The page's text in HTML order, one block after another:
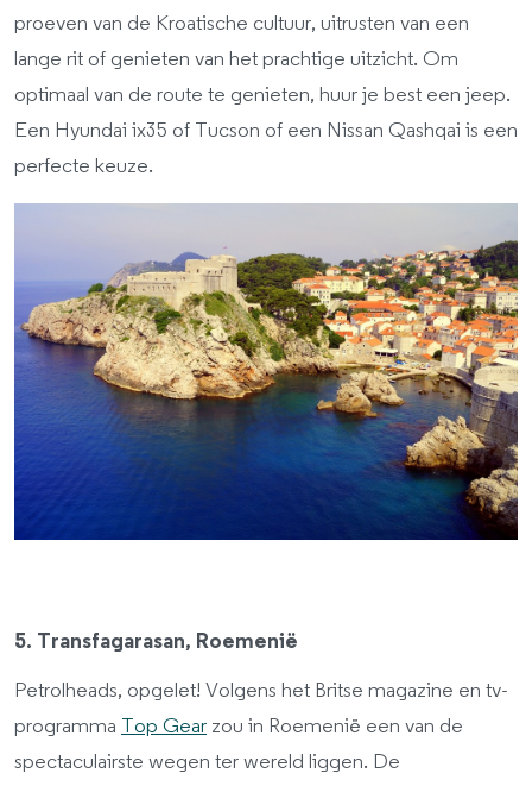
proeven van de Kroatische cultuur, uitrusten van een
lange rit of genieten van het prachtige uitzicht. Om
optimaal van de route te genieten, huur je best een jeep.
Een Hyundai ix35 of Tucson of een Nissan Qashqai is een
perfecte keuze.
5. Transfagarasan, Roemenië
Petrolheads, opgelet! Volgens het Britse magazine en tv-
programma Top Gear zou in Roemenië een van de
spectaculairste wegen ter wereld liggen. De